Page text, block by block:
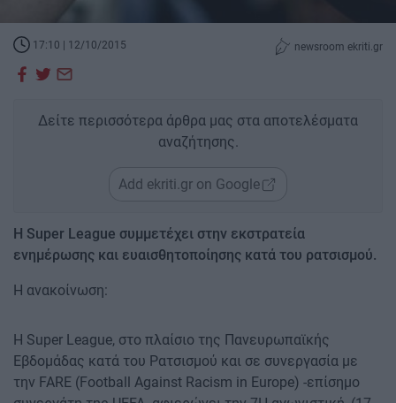
17:10 | 12/10/2015 newsroom ekriti.gr
Δείτε περισσότερα άρθρα μας στα αποτελέσματα
αναζήτησης.
Add ekriti.gr on Google
Η Super League συμμετέχει στην εκστρατεία
ενημέρωσης και ευαισθητοποίησης κατά του ρατσισμού.
Η ανακοίνωση:
Η Super League, στο πλαίσιο της Πανευρωπαϊκής
Εβδομάδας κατά του Ρατσισμού και σε συνεργασία με
την FARE (Football Against Racism in Europe) -επίσημο